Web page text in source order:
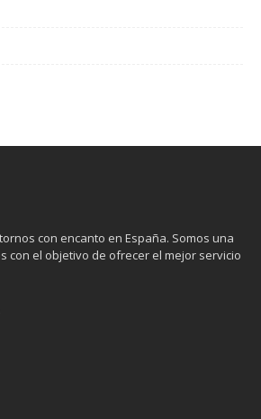
con encanto en España. Somos una
con el objetivo de ofrecer el mejor servicio